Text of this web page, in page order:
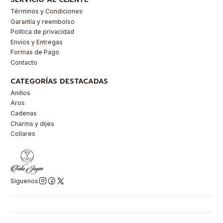
Términos y Condiciones
Garantía y reembolso
Política de privacidad
Envíos y Entregas
Formas de Pago
Contacto
CATEGORÍAS DESTACADAS
Anillos
Aros
Cadenas
Charms y dijes
Collares
Síguenos